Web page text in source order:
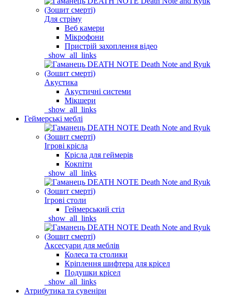
Для стріму
Веб камери
Мікрофони
Пристрій захоплення відео
_show_all_links
Акустика
Акустичні системи
Мікшери
_show_all_links
Геймерські меблі
Ігрові крісла
Крісла для геймерів
Кокпіти
_show_all_links
Ігрові столи
Геймерський стіл
_show_all_links
Аксесуари для меблів
Колеса та столики
Кріплення шифтера для крісел
Подушки крісел
_show_all_links
Атрибутика та сувеніри